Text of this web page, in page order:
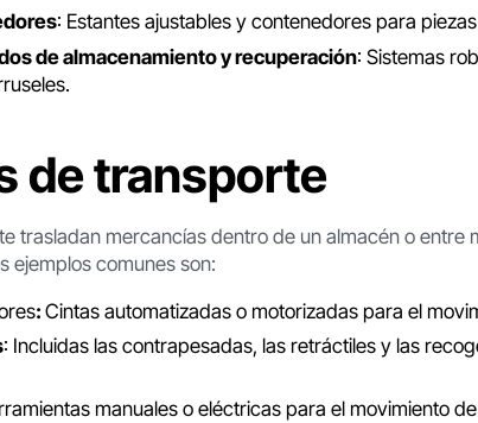
: Estantes ajustables y contenedores para
de almacenamiento y recuperación: Sistemas
de transporte
trasladan mercancías dentro de un almacén o entre
ejemplos comunes son:
: Cintas automatizadas o motorizadas para el
: Incluidas las contrapesadas, las retráctiles y las
manuales o eléctricas para el movimiento